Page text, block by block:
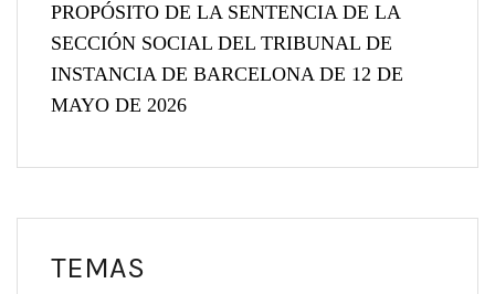
PROPÓSITO DE LA SENTENCIA DE LA
SECCIÓN SOCIAL DEL TRIBUNAL DE
INSTANCIA DE BARCELONA DE 12 DE
MAYO DE 2026
TEMAS